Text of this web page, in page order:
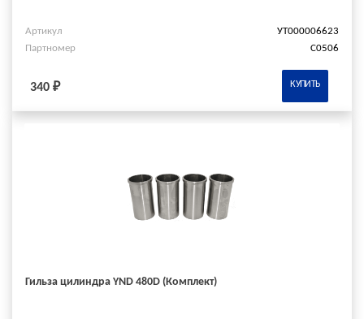
Артикул
УТ000006623
Партномер
C0506
340 ₽ КУПИТЬ
Гильза цилиндра YND 480D (Комплект)